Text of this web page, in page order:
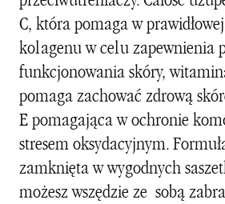
C, która pomaga w
kolagenu w celu zapewnienia
funkcjonowania skóry,
pomaga zachować zdrową
E pomagająca w ochronie
stresem oksydacyjnym.
zamknięta w wygodnych
możesz wszędzie ze sobą